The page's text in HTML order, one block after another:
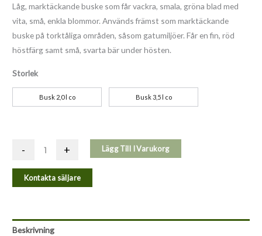
Låg, marktäckande buske som får vackra, smala, gröna blad med
vita, små, enkla blommor. Används främst som marktäckande
buske på torktåliga områden, såsom gatumiljöer. Får en fin, röd
höstfärg samt små, svarta bär under hösten.
Storlek
Busk 2,0 l co Busk 3,5 l co
- + Lägg Till I Varukorg
Kontakta säljare
Beskrivning